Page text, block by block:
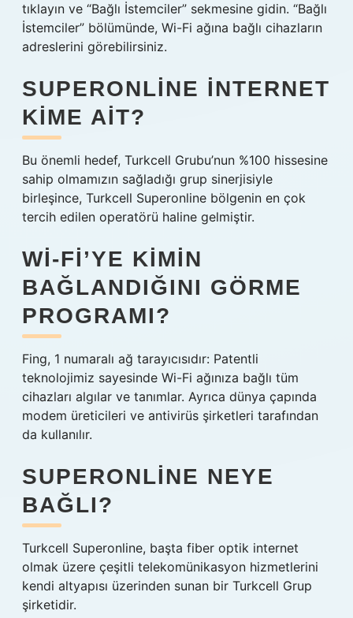
tıklayın ve “Bağlı İstemciler” sekmesine gidin. “Bağlı
İstemciler” bölümünde, Wi-Fi ağına bağlı cihazların
adreslerini görebilirsiniz.
SUPERONLINE INTERNET
KIME AIT?
Bu önemli hedef, Turkcell Grubu’nun %100 hissesine
sahip olmamızın sağladığı grup sinerjisiyle
birleşince, Turkcell Superonline bölgenin en çok
tercih edilen operatörü haline gelmiştir.
WI-FI’YE KIMIN
BAĞLANDIĞINI GÖRME
PROGRAMI?
Fing, 1 numaralı ağ tarayıcısıdır: Patentli
teknolojimiz sayesinde Wi-Fi ağınıza bağlı tüm
cihazları algılar ve tanımlar. Ayrıca dünya çapında
modem üreticileri ve antivirüs şirketleri tarafından
da kullanılır.
SUPERONLINE NEYE
BAĞLI?
Turkcell Superonline, başta fiber optik internet
olmak üzere çeşitli telekomünikasyon hizmetlerini
kendi altyapısı üzerinden sunan bir Turkcell Grup
şirketidir.